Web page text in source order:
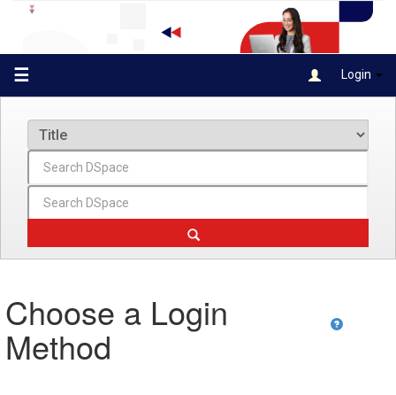
☰ Login
Choose a Login
Method